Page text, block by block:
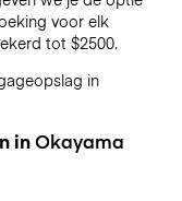
voor elk
tot $2500.
in
inOkayama